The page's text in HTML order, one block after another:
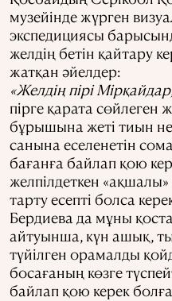
музейінде жүрген
экспедициясы
желдің бетін қайтару
жатқан әйелдер:
«Желдің пірі
пірге қарата
бұрышына жеті тиын не
санына еселенетін
бағанға байлап қою
желпілдеткен
тарту есепті болса
Бердиева да мұны
айтуынша, күн ашық,
түйілген орамалды
босағаның көзге
байлап қою керек